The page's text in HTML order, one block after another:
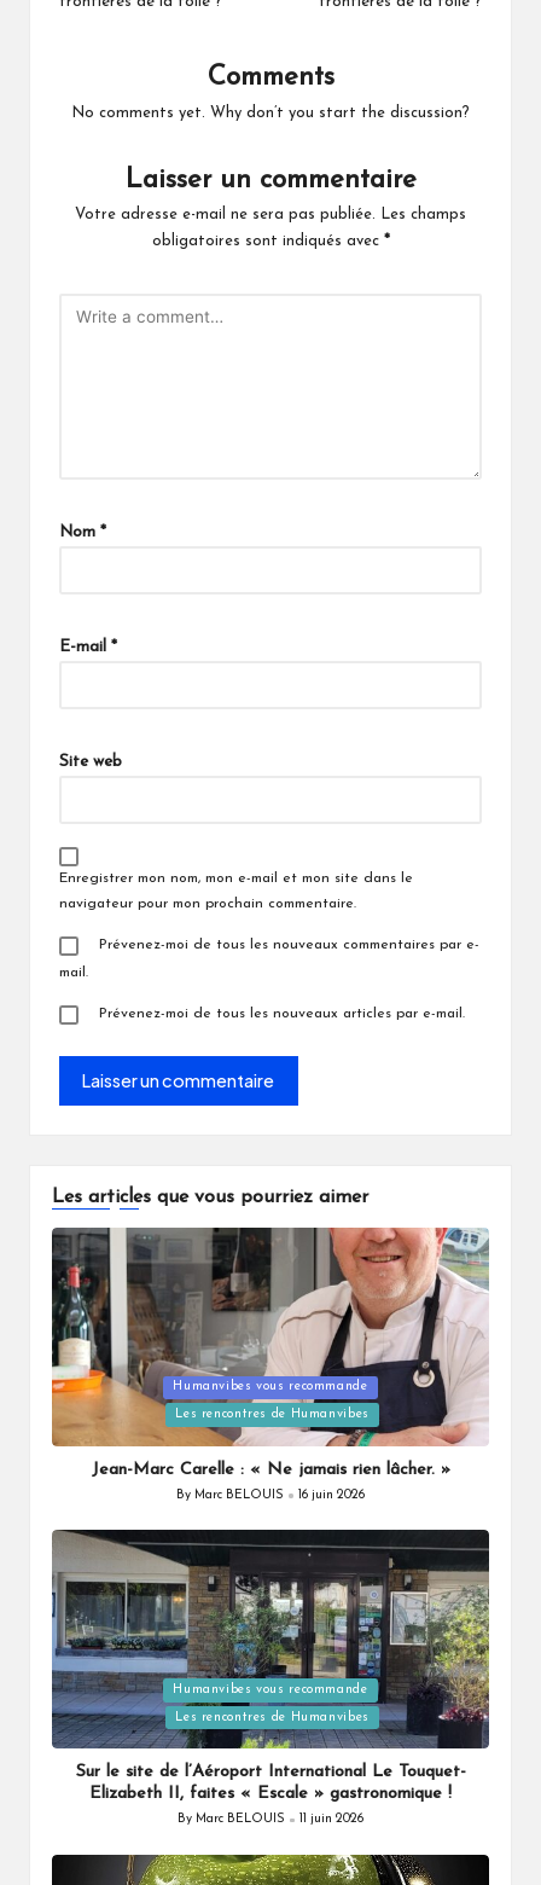
Comments
No comments yet. Why don’t you start the discussion?
Laisser un commentaire
Votre adresse e-mail ne sera pas publiée.
Les champs
obligatoires sont indiqués avec *
Nom *
E-mail *
Site web
Enregistrer mon nom, mon e-mail et mon site dans le
navigateur pour mon prochain commentaire.
Prévenez-moi de tous les nouveaux commentaires par e-
mail.
Prévenez-moi de tous les nouveaux articles par e-mail.
Les articles que vous pourriez aimer
Posted
Humanvibes vous recommande
Les rencontres de Humanvibes
Jean-Marc Carelle : « Ne jamais rien lâcher. »
Posted
By Marc BELOUIS 16 juin 2026
Posted
in
Humanvibes vous recommande
Les rencontres de Humanvibes
Sur le site de l’Aéroport International Le Touquet-
Elizabeth II, faites « Escale » gastronomique !
Posted
By Marc BELOUIS 11 juin 2026